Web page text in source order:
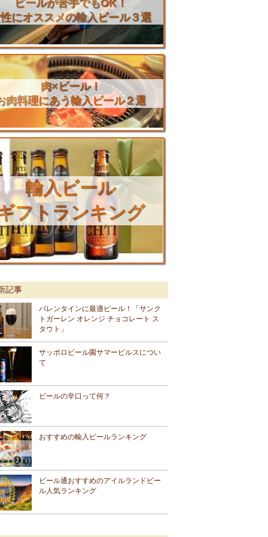
ビールが苦手でもOK！
にオススメの輸入ビール３選
肉×ビール！
肉料理にあう輸入ビール２選
輸入ビール
フトランキング
記事
バレンタインに最適ビール！「サンク
トガーレン オレンジ チョコレート ス
タウト」
サッポロビール園サマーピルスについ
て
ビールの辛口って何？
おすすめの輸入ビールランキング
ビール通おすすめのアイルランドビー
ル人気ランキング